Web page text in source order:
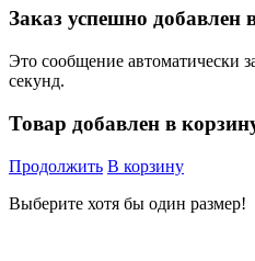
Заказ успешно добавлен
Это сообщение автоматически
секунд.
Товар добавлен в
Продолжить В корзину
Выберите хотя бы один размер!